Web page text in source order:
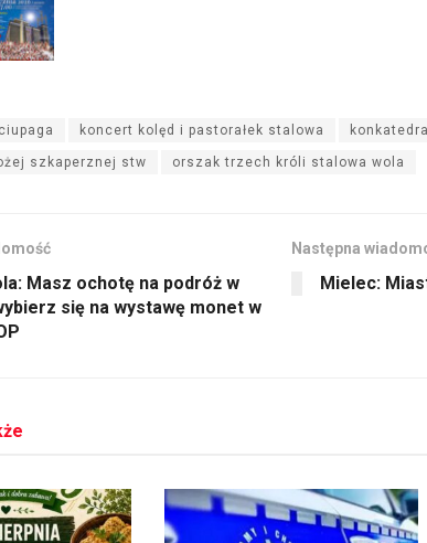
koncert kolęd i pastorałek stalowa
szkaperznej stw orszak trzech króli stalowa wola
Masz ochotę na podróż w
się na wystawę monet w
Następna
Mielec: